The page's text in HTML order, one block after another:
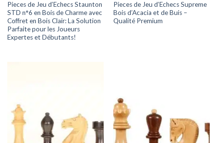
Pieces de Jeu d’Echecs Staunton
STD n°6 en Bois de Charme avec
Coffret en Bois Clair: La Solution
Parfaite pour les Joueurs
Expertes et Débutants!
Pieces de Jeu d’Echecs Supreme
Bois d’Acacia et de Buis –
Qualité Premium